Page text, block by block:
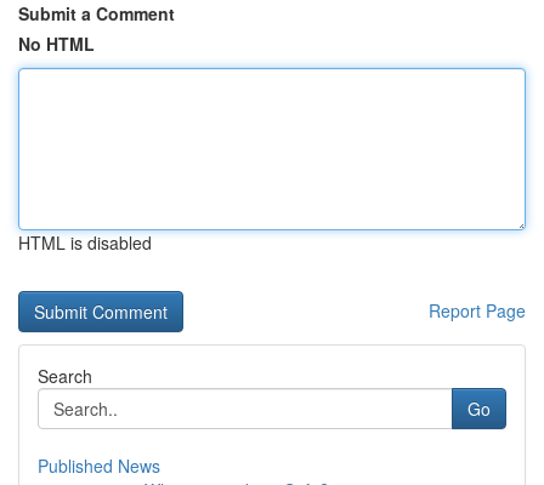
Submit a Comment
No HTML
HTML is disabled
Report Page
Search
Go
Published News